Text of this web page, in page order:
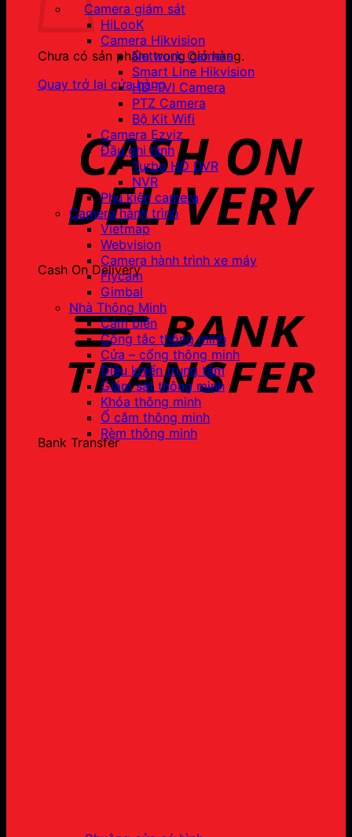
Chưa có sản phẩm trong giỏ hàng.
Quay trở lại cửa hàng
Cash On Delivery
Bank Transfer
Camera giám sát
HiLooK
Camera Hikvision
Network Camera
Smart Line Hikvision
HD-TVI Camera
PTZ Camera
Bộ Kit Wifi
Camera Ezviz
Đầu ghi hình
Turbo HD DVR
NVR
Phụ kiện camera
Camera hành trình
Vietmap
Webvision
Camera hành trình xe máy
Flycam
Gimbal
Nhà Thông Minh
Cảm biến
Công tắc thông minh
Cửa – cổng thông minh
Điều khiển trung tâm
Giám sát thông minh
Khóa thông minh
Ổ cắm thông minh
Rèm thông minh